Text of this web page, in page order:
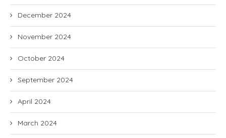
December 2024
November 2024
October 2024
September 2024
April 2024
March 2024